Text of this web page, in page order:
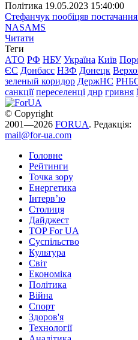
Полiтика 19.05.2023 15:40:00
Стефанчук пообіцяв
NASAMS
Читати
Теги
АТО РФ НБУ Україна Київ
ЄС Донбасс НЗФ Донецк
зеленый коридор ДержНС
санкції переселенці днр гривня
© Copyright
2001—2026 FORUA. Редакція:
mail@for-ua.com
Головне
Рейтинги
Точка зору
Енергетика
Інтерв’ю
Столиця
Дайджест
TOP For UA
Суспiльство
Культура
Світ
Економіка
Політика
Війна
Спорт
Здоров'я
Технології